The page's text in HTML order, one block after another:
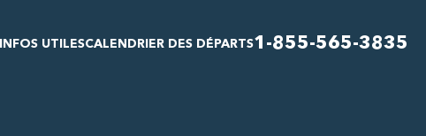
INFOS UTILESCALENDRIER DES DÉPARTS1-855-565-3835